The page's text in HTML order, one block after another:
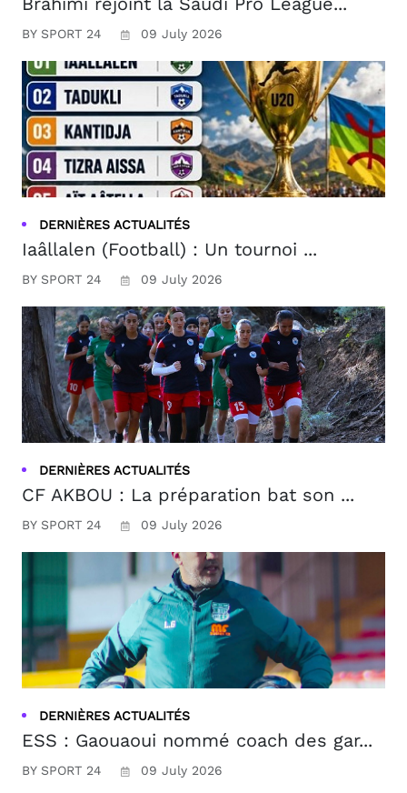
BY SPORT 24 09 July 2026
DERNIÈRES ACTUALITÉS
Iaâllalen (Football) : Un tournoi ...
BY SPORT 24 09 July 2026
DERNIÈRES ACTUALITÉS
CF AKBOU : La préparation bat son ...
BY SPORT 24 09 July 2026
DERNIÈRES ACTUALITÉS
ESS : Gaouaoui nommé coach des gar...
BY SPORT 24 09 July 2026